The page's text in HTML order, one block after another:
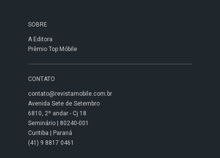
SOBRE
A Editora
Prêmio Top Móbile
CONTATO
contato@revistamobile.com.br
Avenida Sete de Setembro
6810, 2º andar - Cj 18
Seminário | 80240-001
Curitiba | Paraná
(41) 9 8817 0461